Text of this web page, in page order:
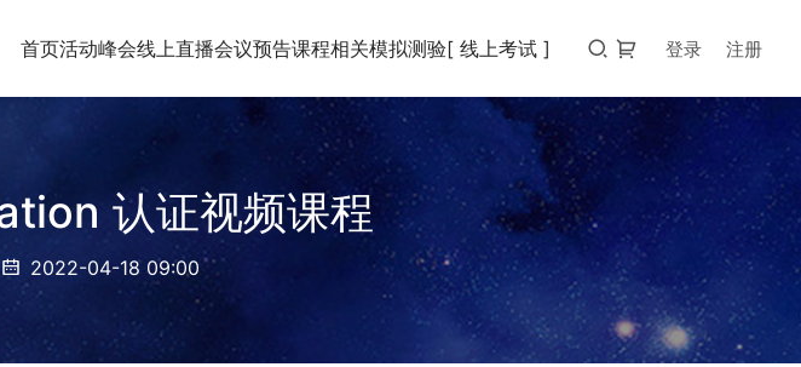
首页活动峰会线上直播会议预告课程相关模拟测验[ 线上考试 ] 登录 注册
认证视频课程
2022-04-18 09:00